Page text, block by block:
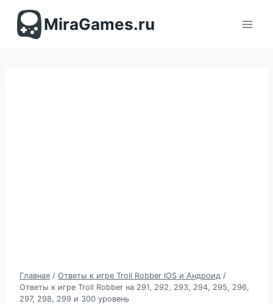
содержимомуMiraGames.ru
Главная / Ответы к игре Troll Robber IOS и Андроид /
Ответы к игре Troll Robber на 291, 292, 293, 294, 295, 296,
297, 298, 299 и 300 уровень